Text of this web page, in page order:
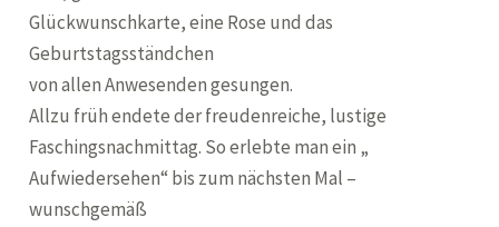
Glückwunschkarte, eine Rose und das
Geburtstagsständchen
von allen Anwesenden gesungen.
Allzu früh endete der freudenreiche, lustige
Faschingsnachmittag. So erlebte man ein „
Aufwiedersehen“ bis zum nächsten Mal –
wunschgemäß